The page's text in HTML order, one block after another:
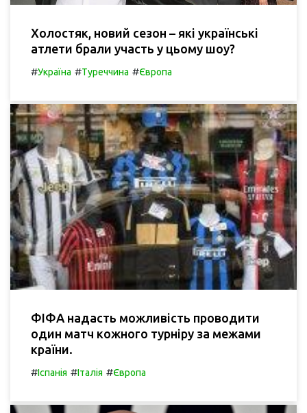
Холостяк, новий сезон – які українські
атлети брали участь у цьому шоу?
#Україна #Туреччина #Європа
ФІФА надасть можливість проводити
один матч кожного турніру за межами
країни.
#Іспанія #Італія #Європа